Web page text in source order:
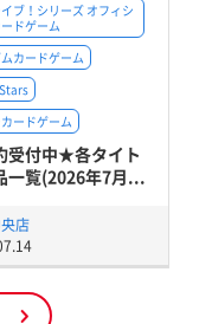
ブ！シリーズ オフィシ
ドゲーム
カードゲーム
ードゲーム
付中★各タイト
一覧(2026年7月...
店